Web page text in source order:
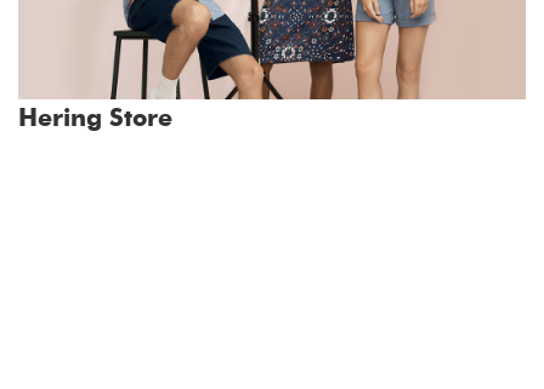
Hering Store